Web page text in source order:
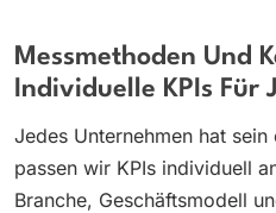
Messmethoden Und
Individuelle KPIs Für
Jedes Unternehmen hat
passen wir KPIs individuell
Branche, Geschäftsmodell